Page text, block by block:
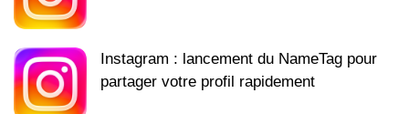
Instagram : lancement du NameTag pour
partager votre profil rapidement